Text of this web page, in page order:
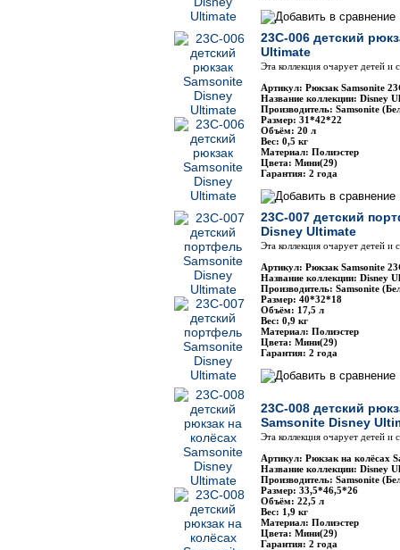
23C-006 детский
Ultimate
Эта коллекция очарует детей
Артикул: Рюкзак Samsonite
Название коллекции: Disney
Производитель: Samsonite
Размер: 31*42*22
Объём: 20 л
Вес: 0,5 кг
Материал: Полиэстер
Цвета: Мини(29)
Гарантия: 2 года
23C-007 детский
Disney Ultimate
Эта коллекция очарует детей
Артикул: Рюкзак Samsonite
Название коллекции: Disney
Производитель: Samsonite
Размер: 40*32*18
Объём: 17,5 л
Вес: 0,9 кг
Материал: Полиэстер
Цвета: Мини(29)
Гарантия: 2 года
23C-008 детский
Samsonite Disney
Эта коллекция очарует детей
Артикул: Рюкзак на колёсах
Название коллекции: Disney
Производитель: Samsonite
Размер: 33,5*46,5*26
Объём: 22,5 л
Вес: 1,9 кг
Материал: Полиэстер
Цвета: Мини(29)
Гарантия: 2 года